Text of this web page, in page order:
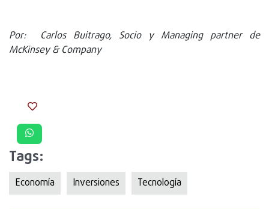
Por: Carlos Buitrago, Socio y Managing partner de
McKinsey & Company
Tags:
Economía Inversiones Tecnologí­a